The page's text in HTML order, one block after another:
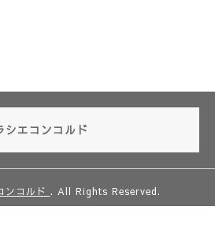
シエコンコルド
ンコルド . All Rights Reserved.